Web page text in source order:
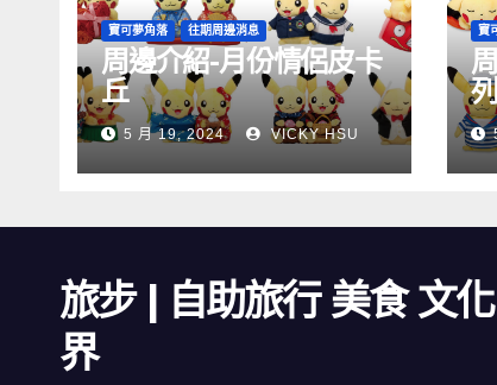
寶可夢角落 往期周邊消息
周邊介紹-月份情侶皮卡
丘
5 月 19, 2024 VICKY HSU
寶
列
旅步 | 自助旅行 美食 文
界